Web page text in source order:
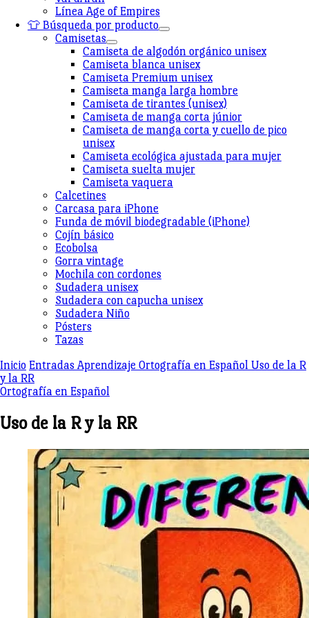
Línea Age of Empires
👕 Búsqueda por producto
Camisetas
Camiseta de algodón orgánico unisex
Camiseta blanca unisex
Camiseta Premium unisex
Camiseta manga larga hombre
Camiseta de tirantes (unisex)
Camiseta de manga corta júnior
Camiseta de manga corta y cuello de pico
unisex
Camiseta ecológica ajustada para mujer
Camiseta suelta mujer
Camiseta vaquera
Calcetines
Carcasa para iPhone
Funda de móvil biodegradable (iPhone)
Cojín básico
Ecobolsa
Gorra vintage
Mochila con cordones
Sudadera unisex
Sudadera con capucha unisex
Sudadera Niño
Pósters
Tazas
Inicio Entradas Aprendizaje Ortografía en Español Uso de la R
y la RR
Ortografía en Español
Uso de la R y la RR